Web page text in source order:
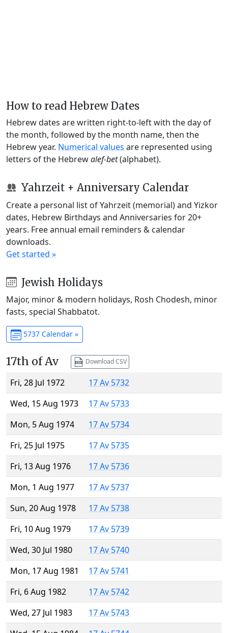
How to read Hebrew Dates
Hebrew dates are written right-to-left with the day of
the month, followed by the month name, then the
Hebrew year. Numerical values are represented using
letters of the Hebrewalef-bet(alphabet).
Yahrzeit + Anniversary Calendar
Create a personal list of Yahrzeit (memorial) and Yizkor
dates, Hebrew Birthdays and Anniversaries for 20+
years. Free annual email reminders & calendar
downloads.
Get started »
Jewish Holidays
Major, minor & modern holidays, Rosh Chodesh, minor
fasts, special Shabbatot.
5737 Calendar »
17th of Av Download CSV
Fri, 28 Jul 1972
17 Av 5732
Wed, 15 Aug 1973
17 Av 5733
Mon, 5 Aug 1974
17 Av 5734
Fri, 25 Jul 1975
17 Av 5735
Fri, 13 Aug 1976
17 Av 5736
Mon, 1 Aug 1977
17 Av 5737
Sun, 20 Aug 1978
17 Av 5738
Fri, 10 Aug 1979
17 Av 5739
Wed, 30 Jul 1980
17 Av 5740
Mon, 17 Aug 1981
17 Av 5741
Fri, 6 Aug 1982
17 Av 5742
Wed, 27 Jul 1983
17 Av 5743